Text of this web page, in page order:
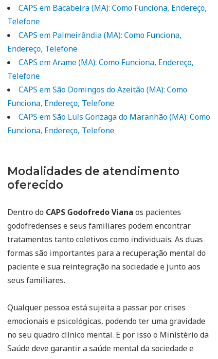
CAPS em Bacabeira (MA): Como Funciona, Endereço,
Telefone
CAPS em Palmeirândia (MA): Como Funciona,
Endereço, Telefone
CAPS em Arame (MA): Como Funciona, Endereço,
Telefone
CAPS em São Domingos do Azeitão (MA): Como
Funciona, Endereço, Telefone
CAPS em São Luís Gonzaga do Maranhão (MA): Como
Funciona, Endereço, Telefone
Modalidades de atendimento
oferecido
Dentro do CAPS Godofredo Viana os pacientes
godofredenses e seus familiares podem encontrar
tratamentos tanto coletivos como individuais. As duas
formas são importantes para a recuperação mental do
paciente e sua reintegração na sociedade e junto aos
seus familiares.
Qualquer pessoa está sujeita a passar por crises
emocionais e psicológicas, podendo ter uma gravidade
no seu quadro clínico mental. E por isso o Ministério da
Saúde deve garantir a saúde mental da sociedade e